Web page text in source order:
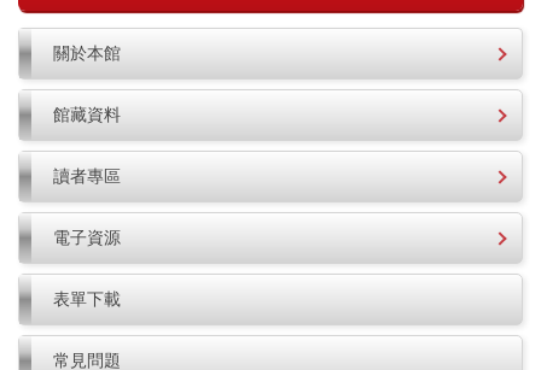
關於本館
館藏資料
讀者專區
電子資源
表單下載
常見問題